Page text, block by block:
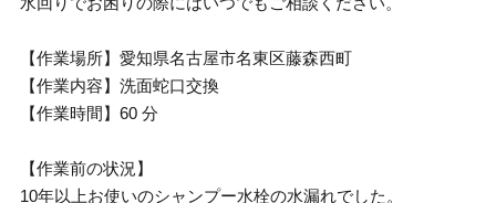
【作業場所】愛知県名古屋市名東区藤森西町
【作業内容】洗面蛇口交換
【作業時間】60 分
【作業前の状況】
10年以上お使いのシャンプー水栓の水漏れでした。